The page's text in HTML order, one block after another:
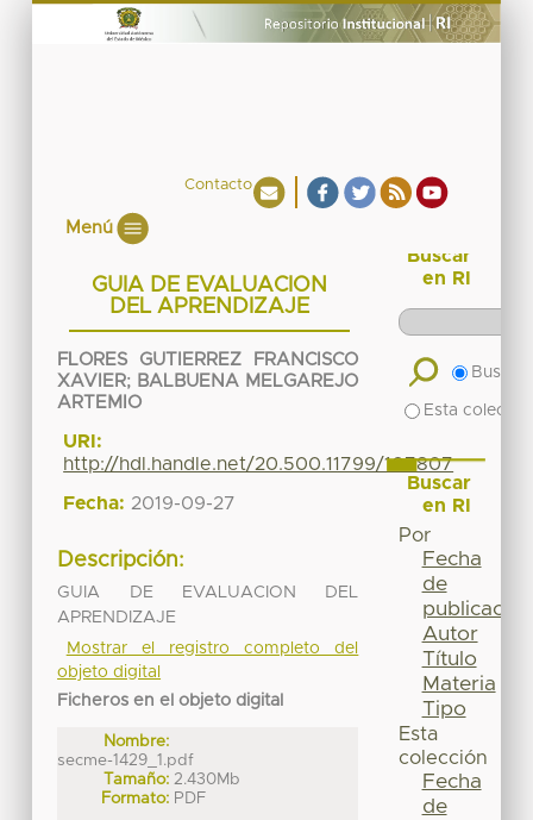
Contacto
Menú
GUIA DE EVALUACION
DEL APRENDIZAJE
FLORES GUTIERREZ FRANCISCO
XAVIER; BALBUENA MELGAREJO
ARTEMIO
URI:
http://hdl.handle.net/20.500.11799/107807
Fecha: 2019-09-27
Descripción:
GUIA DE EVALUACION DEL
APRENDIZAJE
Mostrar el registro completo del
objeto digital
Ficheros en el objeto digital
Nombre:
secme-1429_1.pdf
Tamaño: 2.430Mb
Formato: PDF
Buscar
en RI
Buscar
Esta
Buscar
en RI
Por
Fecha
de
publicación
Autor
Título
Materia
Tipo
Esta
colección
Fecha
de